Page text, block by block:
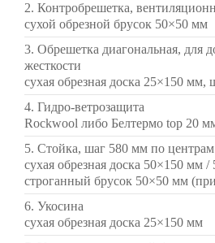
2. Контробрешетка,
сухой обрезной брусок 50×50 мм
3. Обрешетка диагональная, для
жесткости
сухая обрезная доска 25×150 мм,
4. Гидро-ветрозащита
Rockwool либо Белтермо top 20
5. Стойка, шаг 580 мм по центрам
сухая обрезная доска 50×150 мм / 50×200 мм + сухой
строганный брусок 50×50 мм
6. Укосина
сухая обрезная доска 25×150 мм